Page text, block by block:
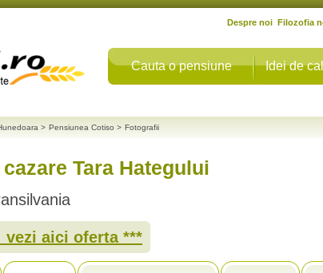
Cauta o pensiune Idei de
Despre noi Filozofia
> Pensiunea Cotiso > Fotografii
Tara Hategului
vezi aici oferta ***